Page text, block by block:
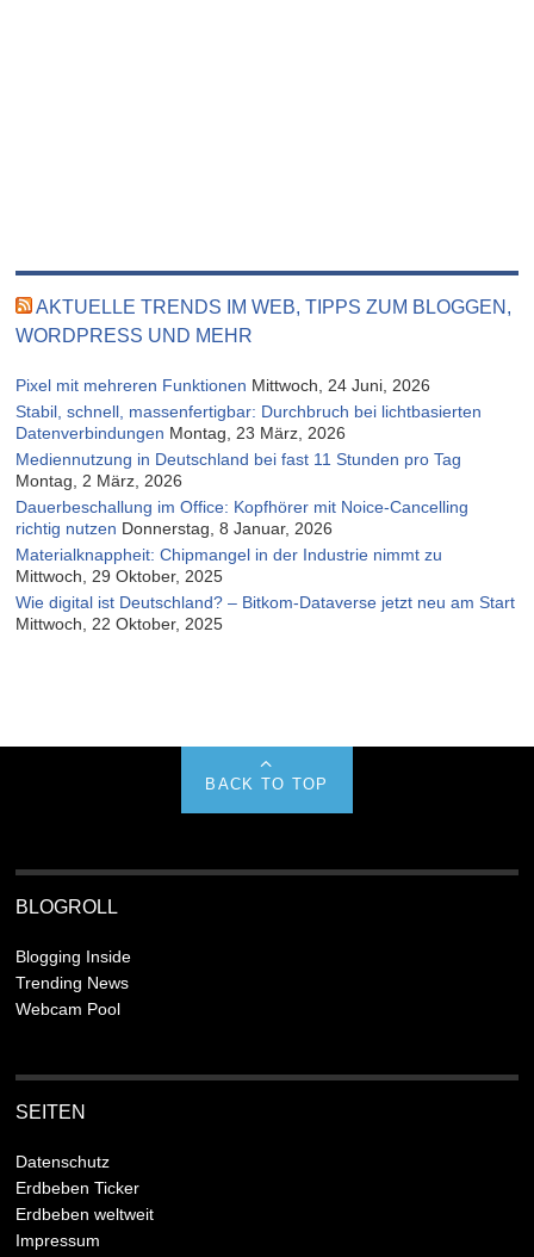
AKTUELLE TRENDS IM WEB, TIPPS ZUM BLOGGEN,
WORDPRESS UND MEHR
Pixel mit mehreren Funktionen Mittwoch, 24 Juni, 2026
Stabil, schnell, massenfertigbar: Durchbruch bei lichtbasierten
Datenverbindungen Montag, 23 März, 2026
Mediennutzung in Deutschland bei fast 11 Stunden pro Tag
Montag, 2 März, 2026
Dauerbeschallung im Office: Kopfhörer mit Noice-Cancelling
richtig nutzen Donnerstag, 8 Januar, 2026
Materialknappheit: Chipmangel in der Industrie nimmt zu
Mittwoch, 29 Oktober, 2025
Wie digital ist Deutschland? – Bitkom-Dataverse jetzt neu am Start
Mittwoch, 22 Oktober, 2025
BACK TO TOP
BLOGROLL
Blogging Inside
Trending News
Webcam Pool
SEITEN
Datenschutz
Erdbeben Ticker
Erdbeben weltweit
Impressum